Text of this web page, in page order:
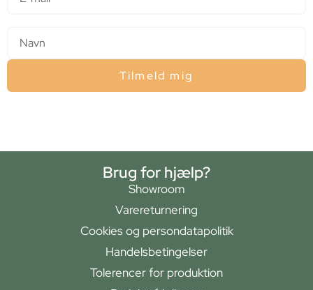
Tilmeld mig
Brug for hjælp?
Showroom
Varereturnering
Cookies og persondatapolitik
Handelsbetingelser
Tolerencer for produktion